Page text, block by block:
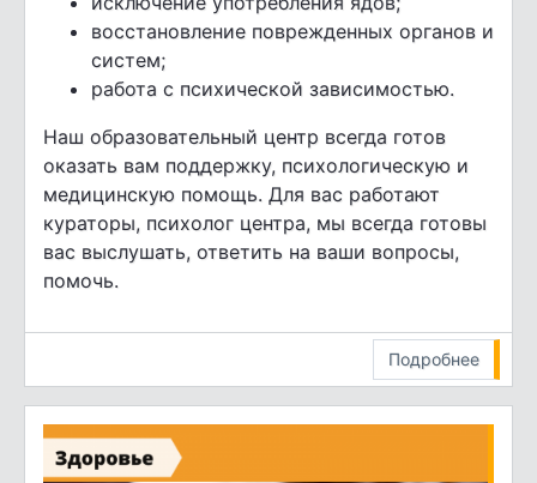
восстановление поврежденных органов и
систем;
работа с психической зависимостью.
Наш образовательный центр всегда готов
оказать вам поддержку, психологическую и
медицинскую помощь. Для вас работают
кураторы, психолог центра, мы всегда готовы
вас выслушать, ответить на ваши вопросы,
помочь.
Подробнее